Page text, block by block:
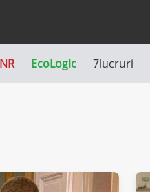
EcoLogic 7lucruri